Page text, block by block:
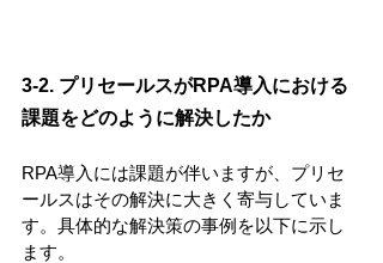
3-2. プリセールスがRPA導入における
課題をどのように解決したか
RPA導入には課題が伴いますが、プリセ
ールスはその解決に大きく寄与していま
す。具体的な解決策の事例を以下に示し
ます。